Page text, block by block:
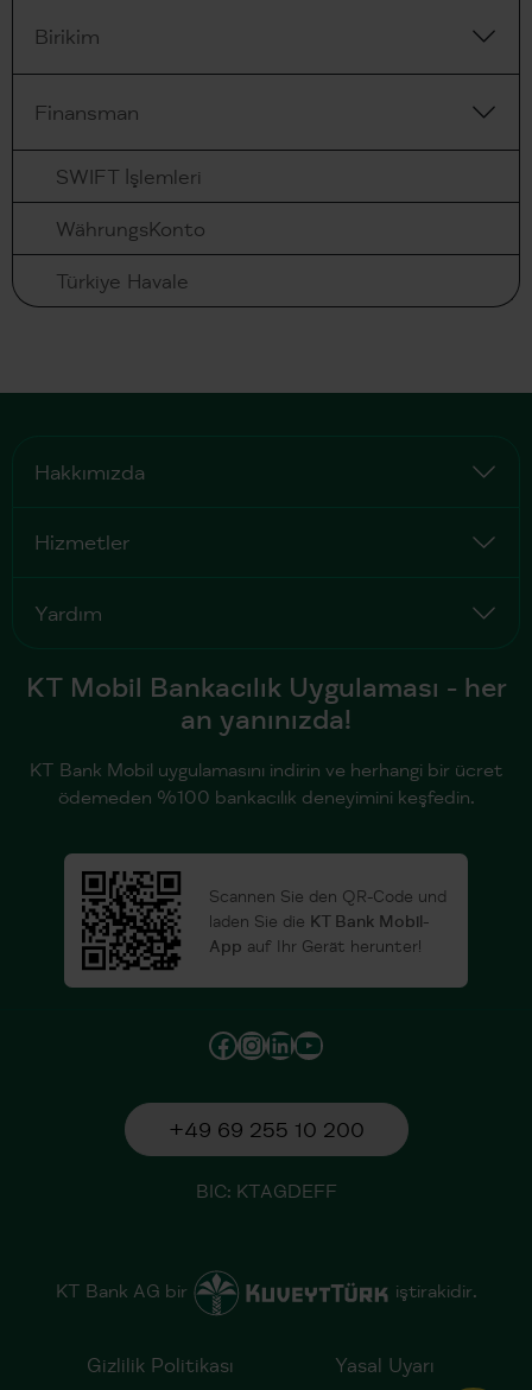
Birikim
Finansman
SWIFT İşlemleri
WährungsKonto
Türkiye Havale
KT Mobil Bankacılık Uygulaması - her
an yanınızda!
KT Bank Mobil uygulamasını indirin ve herhangi bir ücret
ödemeden %100 bankacılık deneyimini keşfedin.
Scannen Sie den QR-Code und
laden Sie die
KT Bank Mobil-
App auf Ihr Gerät herunter!
Hakkımızda
Hizmetler
Yardım
Facebook
Instagram
LinkedIn
YouTube
+49 69 255 10 200
BIC: KTAGDEFF
KT Bank AG bir iştirakidir.
Gizlilik Politikası Yasal Uyarı